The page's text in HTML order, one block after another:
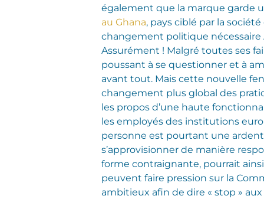
également que la marque garde
au Ghana, pays ciblé par la
changement politique
Assurément ! Malgré toutes ses
poussant à se questionner et à
avant tout. Mais cette nouvelle
changement plus global des
les propos d’une haute
les employés des institutions
personne est pourtant une
s’approvisionner de manière
forme contraignante, pourrait
peuvent faire pression sur la
ambitieux afin de dire « stop »